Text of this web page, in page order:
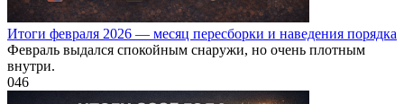
Итоги февраля 2026 — месяц пересборки и наведения порядка
Февраль выдался спокойным снаружи, но очень плотным
внутри.
046